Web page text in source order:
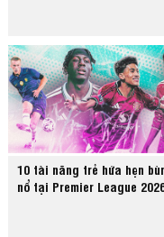
10 tài năng trẻ hứa hẹn
nổ tại Premier League